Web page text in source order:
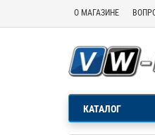
О МАГАЗИНЕ
КАТАЛОГ